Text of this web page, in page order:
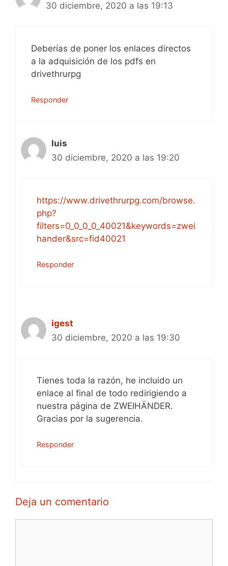
30 diciembre, 2020 a las 19:13
Deberías de poner los enlaces directos
a la adquisición de los pdfs en
drivethrurpg
Responder
luis
30 diciembre, 2020 a las 19:20
https://www.drivethrurpg.com/browse.
php?
filters=0_0_0_0_40021&keywords=zwei
hander&src=fid40021
Responder
igest
30 diciembre, 2020 a las 19:30
Tienes toda la razón, he incluido un
enlace al final de todo redirigiendo a
nuestra página de ZWEIHÄNDER.
Gracias por la sugerencia.
Responder
Deja un comentario